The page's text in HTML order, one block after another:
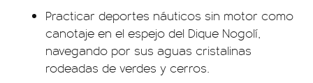
Practicar deportes náuticos sin motor como
canotaje en el espejo del Dique Nogolí,
navegando por sus aguas cristalinas
rodeadas de verdes y cerros.